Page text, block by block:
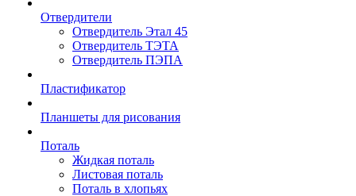
Отвердители
Отвердитель Этал 45
Отвердитель ТЭТА
Отвердитель ПЭПА
Пластификатор
Планшеты для рисования
Поталь
Жидкая поталь
Листовая поталь
Поталь в хлопьях